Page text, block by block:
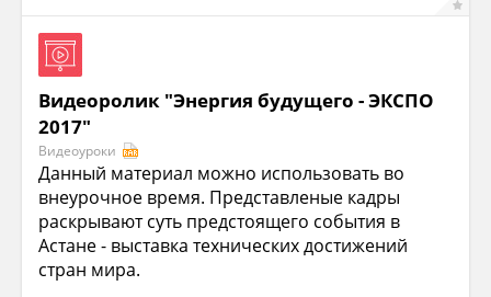
Видеоролик "Энергия будущего - ЭКСПО
2017"
Видеоуроки
Данный материал можно использовать во
внеурочное время. Представленые кадры
раскрывают суть предстоящего события в
Астане - выставка технических достижений
стран мира.